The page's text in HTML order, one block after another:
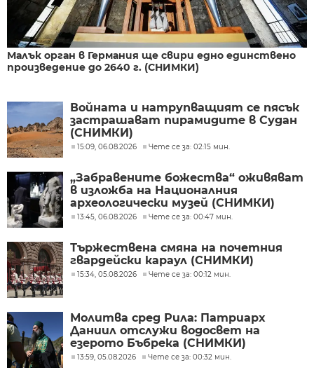
Малък орган в Германия ще свири едно единствено
произведение до 2640 г. (СНИМКИ)
Войната и натрупващият се пясък
застрашават пирамидите в Судан
(СНИМКИ)
15:09, 06.08.2026 Чете се за: 02:15 мин.
„Забравените божества“ оживяват
в изложба на Националния
археологически музей (СНИМКИ)
13:45, 06.08.2026 Чете се за: 00:47 мин.
Тържествена смяна на почетния
гвардейски караул (СНИМКИ)
15:34, 05.08.2026 Чете се за: 00:12 мин.
Молитва сред Рила: Патриарх
Даниил отслужи водосвет на
езерото Бъбрека (СНИМКИ)
13:59, 05.08.2026 Чете се за: 00:32 мин.